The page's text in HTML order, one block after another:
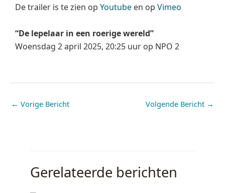
De trailer is te zien op Youtube en op Vimeo
“De lepelaar in een roerige wereld”
Woensdag 2 april 2025, 20:25 uur op NPO 2
← Vorige Bericht Volgende Bericht →
Gerelateerde berichten